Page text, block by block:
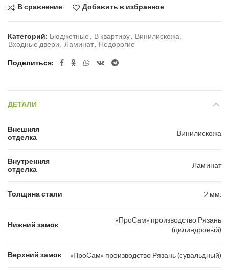
В сравнение Добавить в избранное
Категорий: Бюджетные, В квартиру, Винилискожа,
Входные двери, Ламинат, Недорогие
Поделиться
ДЕТАЛИ
Внешняя
отделка
Винилискожа
Внутренняя
отделка
Ламинат
Толщина стали 2 мм.
Нижний замок
«ПроСам» производство Рязань
(цилиндровый)
Верхний замок «ПроСам» производство Рязань (сувальдный)